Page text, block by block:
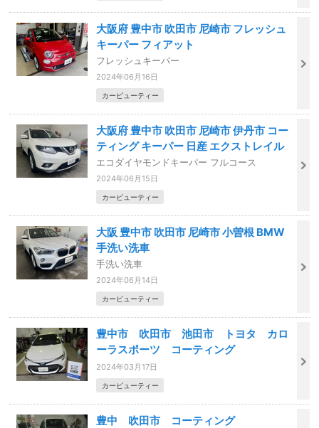
大阪府 豊中市 吹田市 尼崎市 フレッシュ
キーパー フィアット
フレッシュキーパー
2024年06月16日
カービューティー
大阪府 豊中市 吹田市 尼崎市 伊丹市 コー
ティング キーパー 日産 エクストレイル
エコダイヤモンドキーパー フルコース
2024年06月15日
カービューティー
大阪 豊中市 吹田市 尼崎市 小曽根 BMW
手洗い洗車
手洗い洗車
2024年06月14日
カービューティー
豊中市 吹田市 池田市 トヨタ カロ
ーラスポーツ コーティング
2024年03月17日
カービューティー
豊中 吹田市 コーティング